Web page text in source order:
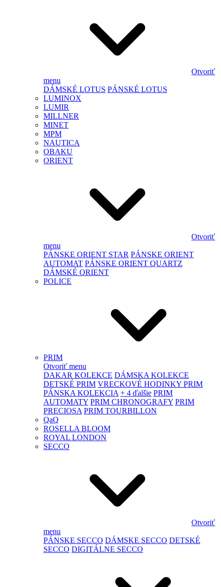
Otvoriť
menu
DÁMSKÉ LOTUS PÁNSKÉ LOTUS
LUMINOX
LUMIR
MILLNER
MINET
MPM
NAUTICA
OBAKU
ORIENT
Otvoriť
menu
PÁNSKE ORIENT STAR PÁNSKE ORIENT
AUTOMAT PÁNSKE ORIENT QUARTZ
DÁMSKÉ ORIENT
POLICE
PRIM
Otvoriť menu
DAKAR KOLEKCE DÁMSKA KOLEKCE
DETSKÉ PRIM VRECKOVÉ HODINKY PRIM
PÁNSKA KOLEKCIA + 4 ďalšie PRIM
AUTOMATY PRIM CHRONOGRAFY PRIM
PRECIOSA PRIM TOURBILLON
QaQ
ROSELLA BLOOM
ROYAL LONDON
SECCO
Otvoriť
menu
PÁNSKE SECCO DÁMSKE SECCO DETSKÉ
SECCO DIGITÁLNE SECCO